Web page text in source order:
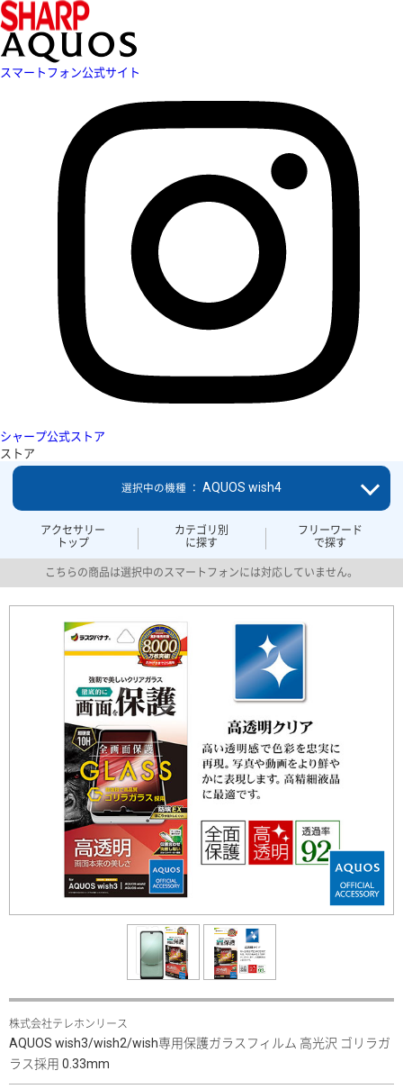
スマートフォン公式サイト
シャープ公式ストア
ストア
アクセサリー
トップ
カテゴリ別
に探す
フリーワード
で探す
選択中の機種 ： AQUOS wish4
こちらの商品は選択中のスマートフォンには対応していません。
株式会社テレホンリース
AQUOS wish3/wish2/wish専用保護ガラスフィルム 高光沢 ゴリラガ
ラス採用 0.33mm